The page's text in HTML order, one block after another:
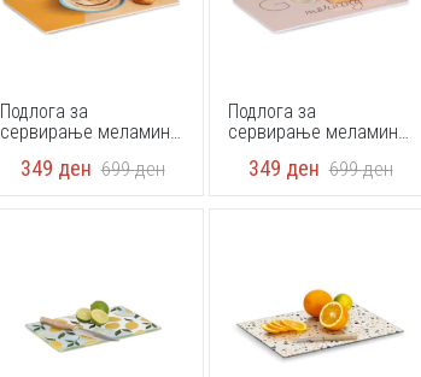
Подлога за
сервирање меламин
x 0,3 cm
349 ден 699ден
Подлога за
сервирање меламин
x 0,3 cm
349 ден 699ден